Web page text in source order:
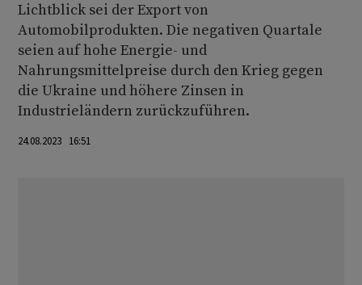
Lichtblick sei der Export von
Automobilprodukten. Die negativen Quartale
seien auf hohe Energie- und
Nahrungsmittelpreise durch den Krieg gegen
die Ukraine und höhere Zinsen in
Industrieländern zurückzuführen.
24.08.2023 16:51